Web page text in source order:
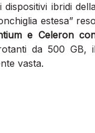
ibridi
estesa” reso
e Celeron
da 500 GB,
vasta.